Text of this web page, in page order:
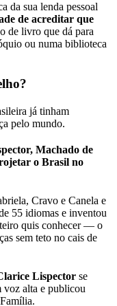
da sua lenda pessoal
de acreditar que
de livro que dá para
ou numa biblioteca
já tinham
pelo mundo.
Machado de
o Brasil no
Cravo e Canela e
55 idiomas e inventou
quis conhecer — o
sem teto no cais de
Lispector se
voz alta e publicou